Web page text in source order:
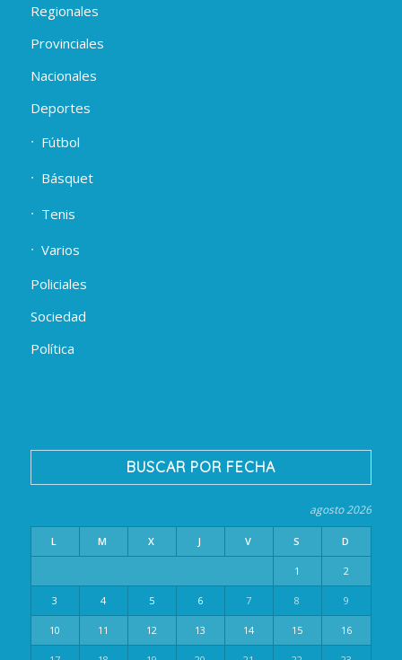
Regionales
Provinciales
Nacionales
Deportes
Fútbol
Básquet
Tenis
Varios
Policiales
Sociedad
Política
BUSCAR POR FECHA
agosto 2026
L M X J V S D
1 2
3 4 5 6 7 8 9
10 11 12 13 14 15 16